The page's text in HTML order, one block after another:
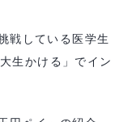
戦している医学生
生かける」でイン